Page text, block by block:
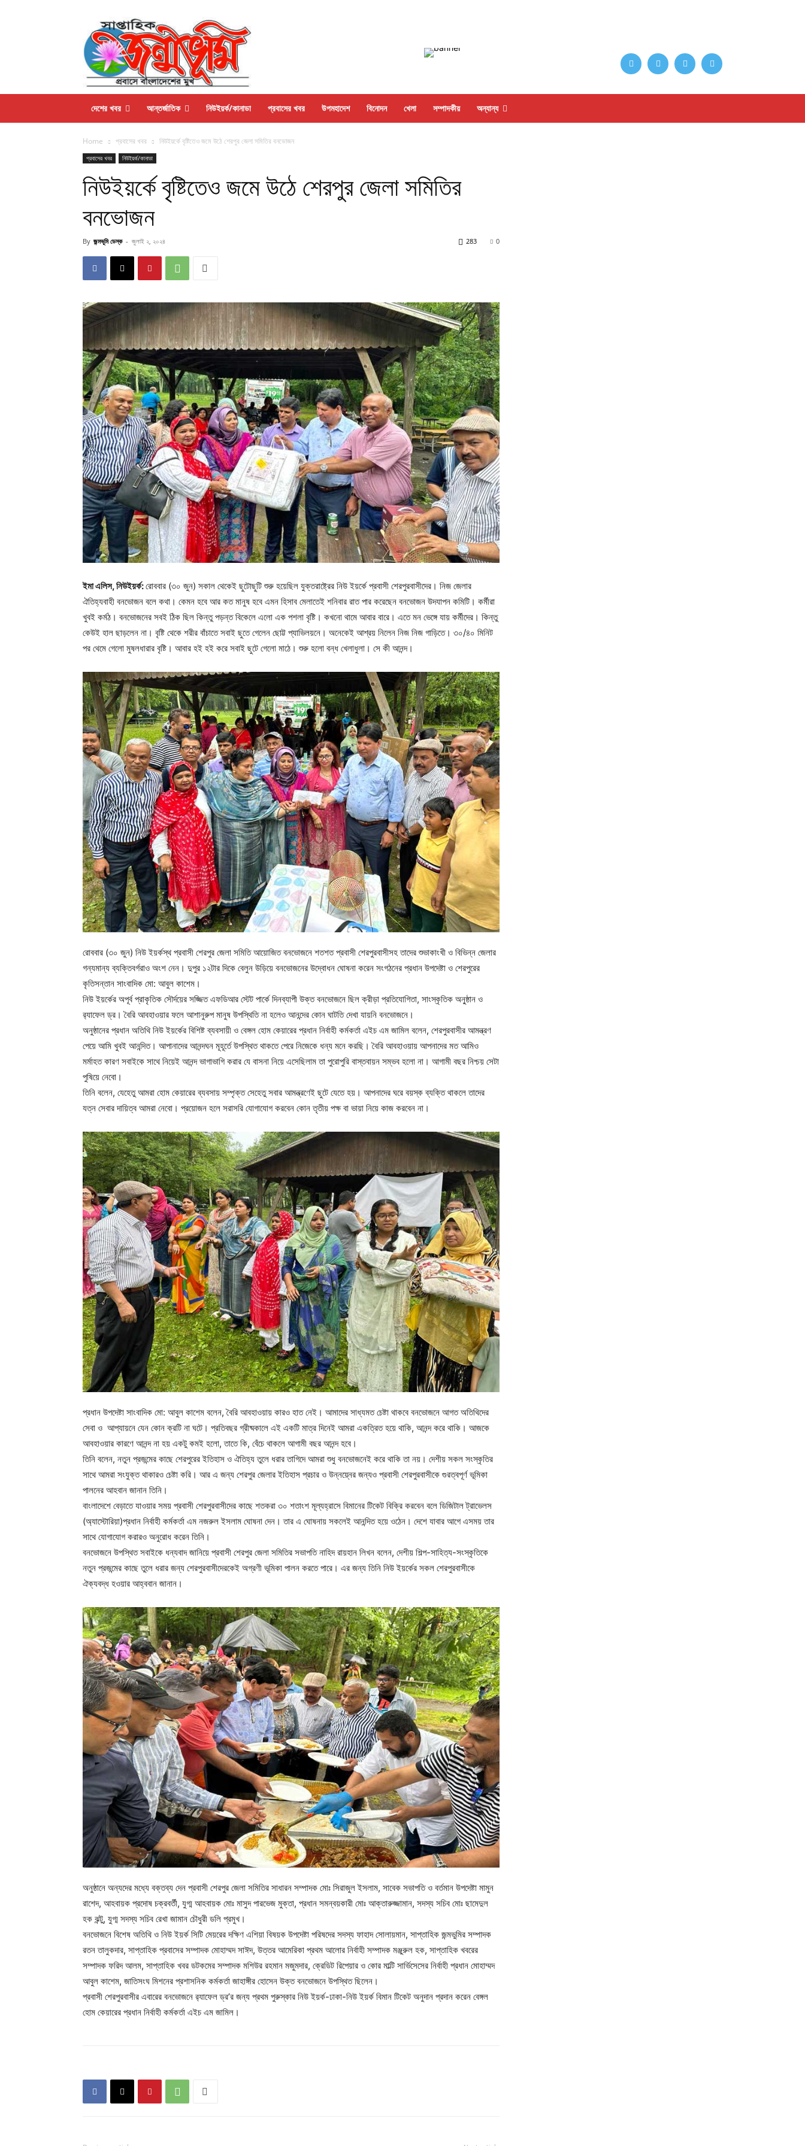
দেশের খবর আন্তর্জাতিক নিউইয়র্ক/কানাডা প্রবাসের খবর উপমহাদেশ বিনোদন খেলা সম্পাদকীয় অন্যান্য
Home প্রবাসের খবর নিউইয়র্কে বৃষ্টিতেও জমে উঠে শেরপুর জেলা সমিতির বনভোজন
প্রবাসের খবর নিউইয়র্ক/কানাডা
নিউইয়র্কে বৃষ্টিতেও জমে উঠে শেরপুর জেলা সমিতির
বনভোজন
By জন্মভূমি ডেস্ক - জুলাই ২, ২০২৪ 0
283
ইমা এলিস, নিউইয়র্ক:রোববার (৩০ জুন) সকাল থেকেই ছুটোছুটি শুরু হয়েছিল যুক্তরাষ্ট্রের নিউ ইয়র্কে প্রবাসী শেরপুরবাসীদের। নিজ জেলার
ঐতিহ্যবাহী বনভোজন বলে কথা। কেমন হবে আর কত মানুষ হবে এমন হিসাব মেলাতেই শনিবার রাত পার করেছেন বনভোজন উদযাপন কমিটি। কর্মীরা
খুবই কর্মঠ। বনভোজনের সবই ঠিক ছিল কিন্তু পড়ন্ত বিকেলে এলো এক পশলা বৃষ্টি। কখনো থামে আবার বারে। এতে মন ভেঙ্গে যায় কর্মীদের। কিন্তু
কেউই হাল ছাড়লেন না। বৃষ্টি থেকে শরীর বাঁচাতে সবাই ছুতে গেলেন ছোট্ট প্যাভিলয়নে। অনেকেই আশ্রয় নিলেন নিজ নিজ গাড়িতে। ৩০/৪০ মিনিট
পর থেমে গেলো মুষলধারার বৃষ্টি। আবার হই হই করে সবাই ছুটে গেলো মাঠে। শুরু হলো বন্ধ খেলাধুলা। সে কী আনন্দ।
রোববার (৩০ জুন) নিউ ইয়র্কস্থ প্রবাসী শেরপুর জেলা সমিতি আয়োজিত বনভোজনে শতশত প্রবাসী শেরপুরবাসীসহ তাদের শুভাকাংখী ও বিভিন্ন জেলার
গন্যমান্য ব্যক্তিবর্গরাও অংশ নেন। দুপুর ১২টার দিকে বেলুন উড়িয়ে বনভোজনের উদ্বোধন ঘোষনা করেন সংগঠনের প্রধান উপদেষ্টা ও শেরপুরের
কৃতিসন্তান সাংবাদিক মো: আবুল কাশেম।
নিউ ইয়র্কের অপূর্ব প্রাকৃতিক সৌর্দয়ের সজ্জিত এফডিআর স্টেট পার্কে দিনব্যাপী উক্ত বনভোজনে ছিল ক্রীড়া প্রতিযোগিতা, সাংস্কৃতিক অনু্ষ্ঠান ও
র‌্যাফেল ড্র। বৈরি আবহাওয়ার ফলে আশানুরুপ মানুষ উপস্থিতি না হলেও আনন্দের কোন ঘাটতি দেখা যায়নি বনভোজনে।
অনুষ্ঠানের প্রধান অতিথি নিউ ইয়র্কের বিশিষ্ট ব্যবসায়ী ও বেঙ্গল হোম কেয়ারের প্রধান নির্বাহী কর্মকর্তা এইচ এম জামিল বলেন, শেরপুরবাসীর আমন্ত্রণ
পেয়ে আমি খুবই আনন্দিত। আপানাদের আনন্দঘন মূহূর্তে উপস্থিত থাকতে পেরে নিজেকে ধন্য মনে করছি। বৈরি আবহাওয়ায় আপনাদের মত আমিও
মর্মাহত কারণ সবাইকে সাথে নিয়েই আনন্দ ভাগাভাগি করার যে বাসনা নিয়ে এসেছিলাম তা পুরোপুরি বাস্তবায়ন সম্ভব হলো না। আগামী বছর নিশ্চয় সেটা
পুষিয়ে নেবো।
তিনি বলেন, যেহেতু আমরা হোম কেয়ারের ব্যবসায় সম্পৃক্ত সেহেতু সবার আমন্ত্রণেই ছুটে যেতে হয়। আপনাদের ঘরে বয়স্ক ব্যক্তি থাকলে তাদের
যত্ন সেবার দায়িত্ব আমরা নেবো। প্রয়োজন হলে সরাসরি যোগাযোগ করবেন কোন তৃতীয় পক্ষ বা ভায়া নিয়ে কাজ করবেন না।
প্রধান উপদেষ্টা সাংবাদিক মো: আবুল কাশেম বলেন, বৈরি আবহাওয়ায় কারও হাত নেই। আমাদের সাধ্যমত চেষ্টা থাকবে বনভোজনে আগত অতিথিদের
সেবা ও আপ্যায়নে যেন কোন ক্রটি না ঘটে। প্রতিবছর গ্রীষ্মকালে এই একটি মাত্র দিনেই আমরা একত্রিত হয়ে থাকি, আনন্দ করে থাকি। আজকে
আবহাওয়ার কারণে আনন্দ না হয় একটু কমই হলো, তাতে কি, বেঁচে থাকলে আগামী বছর আনন্দ হবে।
তিনি বলেন, নতুন প্রজন্মের কাছে শেরপুরের ইতিহাস ও ঐতিহ্য তুলে ধরার তাগিদে আমরা শুধু বনভোজনেই করে থাকি তা নয়। দেশীয় সকল সংস্কৃতির
সাথে আমরা সংযুক্ত থাকারও চেষ্টা করি। আর এ জন্য শেরপুর জেলার ইতিহাস প্রচার ও উন্নয়্নের জন্যও প্রবাসী শেরপুরবাসীকে গুরত্বপূর্ণ ভূমিকা
পালনের আহবান জানান তিনি।
বাংলাদেশে বেড়াতে যাওয়ার সময় প্রবাসী শেরপুরবাসীদের কাছে শতকরা ৩০ শতাংশ মূল্যহ্রাসে বিমানের টিকেট বিক্রি করবেন বলে ডিজিটাল ট্রাভেলস
(অ্যাস্টোরিয়া)প্রধান নির্বাহী কর্মকর্তা এম নজরুল ইসলাম ঘোষনা দেন। তার এ ঘোষনায় সকলেই আনন্দিত হয়ে ওঠেন। দেশে যাবার আগে এসময় তার
সাথে যোগাযোগ করারও অনুরোধ করেন তিনি।
বনভোজনে উপস্থিত সবাইকে ধন্যবাদ জানিয়ে প্রবাসী শেরপুর জেলা সমিতির সভাপতি নাহিদ রায়হান লিখন বলেন, দেশীয় শিল্প-সাহিত্য-সংস্কৃতিকে
নতুন প্রজন্মের কাছে তুলে ধরার জন্য শেরপুরবাসীদেরকেই অগ্রণী ভূমিকা পালন করতে পারে। এর জন্য তিনি নিউ ইয়র্কের সকল শেরপুরবাসীকে
ঐক্যবদ্ধ হওয়ার আহ্ববান জানান।
অনুষ্ঠানে অন্যদের মধ্যে বক্তব্য দেন প্রবাসী শেরপুর জেলা সমিতির সাধারন সম্পাদক মোঃ সিরাজুল ইসলাম, সাবেক সভাপতি ও বর্তমান উপদেষ্টা মামুন
রাশেদ, আহবায়ক প্রদোষ চক্রবর্তী, যুগ্ম আহবায়ক মোঃ মাসুদ পারভেজ মুক্তা, প্রধান সমন্বয়কারী মোঃ আক্তারুজ্জামান, সদস্য সচিব মোঃ ছামেদুল
হক ঝন্টু, যুগ্ম সদস্য সচিব রেখা জামান চৌধুরী ডলি প্রমুখ।
বনভোজনে বিশেষ অতিথি ও নিউ ইয়র্ক সিটি মেয়রের দক্ষিণ এশিয়া বিষয়ক উপদেষ্টা পরিষদের সদস্য ফাহাদ সোলায়মান, সাপ্তাহিক জন্মভুমির সম্পাদক
রতন তালুকদার, সাপ্তাহিক প্রবাসের সম্পাদক মোহাম্মদ সাঈদ, উত্তর আমেরিকা প্রথম আলোর নির্বাহী সম্পাদক মঞ্জুরুল হক, সাপ্তাহিক খবরের
সম্পাদক ফরিদ আলম, সাপ্তাহিক খবর ডটকমের সম্পাদক মশিউর রহমান মজুমদার, ক্রেডিট রিপেয়ার ও কোর মাল্টি সার্ভিসেসের নির্বাহী প্রধান মোহাম্মদ
আবুল কাশেম, জাতিসংঘ মিশনের প্রশাসনিক কর্মকর্তা জাহাঙ্গীর হোসেন উক্ত বনভোজনে উপস্থিত ছিলেন।
প্রবাসী শেরপুরবাসীর এবারের বনভোজনে র‍্যাফেল ড্র’র জন্য প্রথম পুরুস্কার নিউ ইয়র্ক-ঢাকা-নিউ ইয়র্ক বিমান টিকেট অনুদান প্রদান করেন বেঙ্গল
হোম কেয়ারের প্রধান নির্বাহী কর্মকর্তা এইচ এম জামিল।